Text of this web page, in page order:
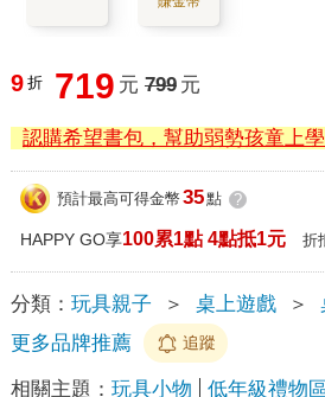
9 折 719 元 799 元
認購希望書包，幫助弱勢孩童上學
預計最高可得金幣 35點 ?
HAPPY GO享100累1點 4點抵1元 折
分類： 玩具親子 ＞ 桌上遊戲 ＞
更多品牌推薦
追蹤
相關主題： 玩具小物 低年級禮物